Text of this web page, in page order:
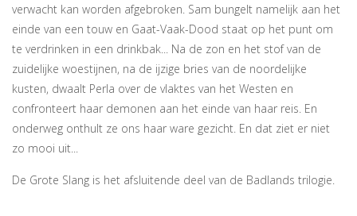
verwacht kan worden afgebroken. Sam bungelt namelijk aan het
einde van een touw en Gaat-Vaak-Dood staat op het punt om
te verdrinken in een drinkbak... Na de zon en het stof van de
zuidelijke woestijnen, na de ijzige bries van de noordelijke
kusten, dwaalt Perla over de vlaktes van het Westen en
confronteert haar demonen aan het einde van haar reis. En
onderweg onthult ze ons haar ware gezicht. En dat ziet er niet
zo mooi uit...
De Grote Slang is het afsluitende deel van de Badlands trilogie.